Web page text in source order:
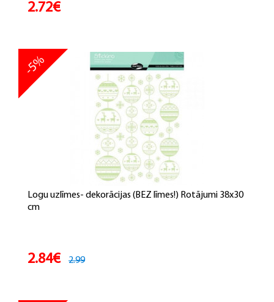
2.72€
Logu uzlīmes- dekorācijas (BEZ līmes!) Rotājumi 38x30
cm
-5%
2.84€ 2.99